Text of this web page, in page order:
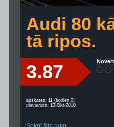
Audi 80
tā ripos.
3.87
apskates: 11 (šodien 0)
pievienots: 12-Okt-2010